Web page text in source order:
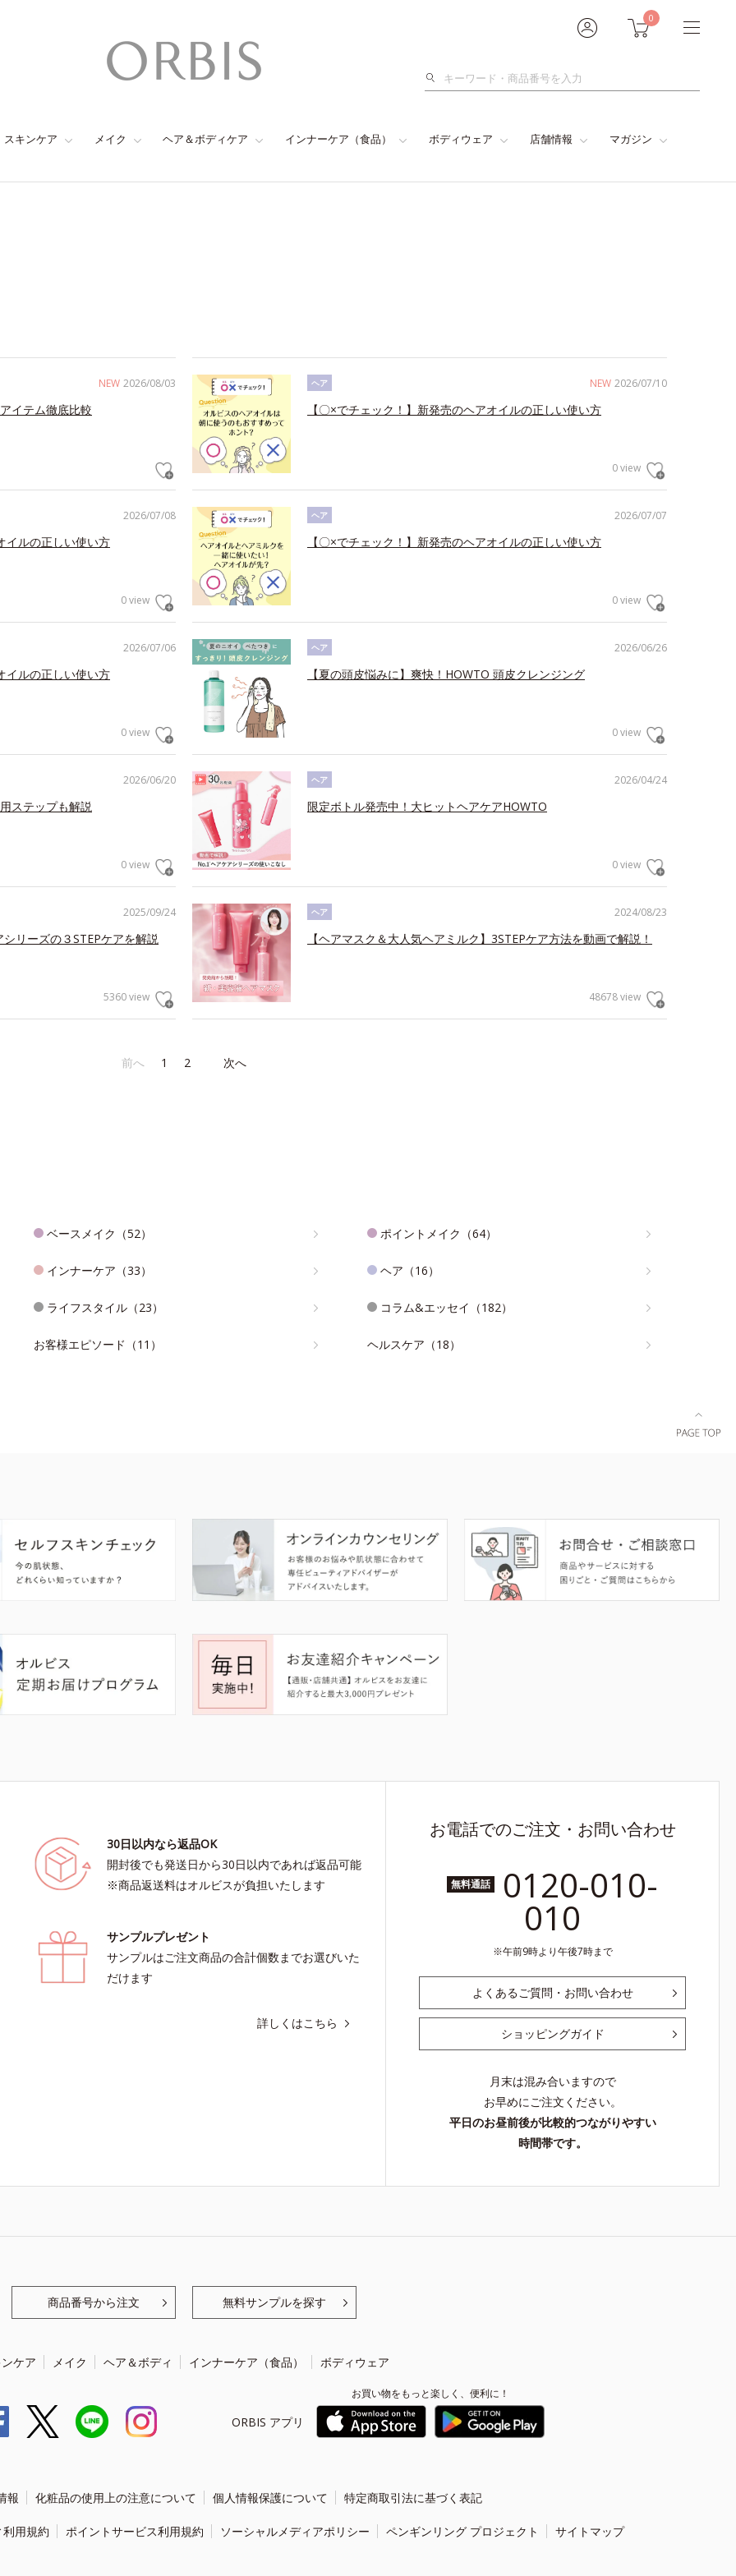
0
検
スキンケア メイク ヘア＆ボディケア インナーケア（食品） ボディウェア 店舗情報 マガジン
NEW 2026/08/03
イテム徹底比較
NEW 2026/07/10
ヘア
【〇×でチェック！】新発売のヘアオイルの正しい使い方
0 view
2026/07/08
イルの正しい使い方
0 view
2026/07/07
ヘア
【〇×でチェック！】新発売のヘアオイルの正しい使い方
0 view
2026/07/06
イルの正しい使い方
0 view
2026/06/26
ヘア
【夏の頭皮悩みに】爽快！HOWTO 頭皮クレンジング
0 view
2026/06/20
ステップも解説
0 view
2026/04/24
ヘア
限定ボトル発売中！大ヒットヘアケアHOWTO
0 view
2025/09/24
リーズの３STEPケアを解説
5360 view
2024/08/23
ヘア
【ヘアマスク＆大人気ヘアミルク】3STEPケア方法を動画で解説！
48678 view
前へ 1 2 次へ
ベースメイク（52） ポイントメイク（64）
インナーケア（33） ヘア（16）
ライフスタイル（23） コラム&エッセイ（182）
お客様エピソード（11） ヘルスケア（18）
30日以内なら返品OK
開封後でも発送日から30日以内であれば返品可能
※商品返送料はオルビスが負担いたします
サンプルプレゼント
サンプルはご注文商品の合計個数までお選びいた
だけます
詳しくはこちら
お電話でのご注文・お問い合わせ
無料通話 0120-010-
010
午前9時より午後7時まで
よくあるご質問・お問い合わせ
ショッピングガイド
月末は混み合いますので
お早めにご注文ください。
平日のお昼前後が比較的つながりやすい
時間帯です。
商品番号から注文 無料サンプルを探す
ケア メイク ヘア＆ボディ インナーケア（食品） ボディウェア
ORBIS アプリ
お買い物をもっと楽しく、便利に！
報 化粧品の使用上の注意について 個人情報保護について 特定商取引法に基づく表記
用規約 ポイントサービス利用規約 ソーシャルメディアポリシー ペンギンリング プロジェクト サイトマップ